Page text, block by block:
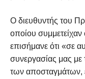
Ο διευθυντής του
οποίου
επισήμανε ότι «σε
συνεργασίας μας με
των αποσταγμάτων,